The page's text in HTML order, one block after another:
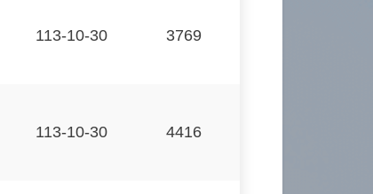
113-10-30 3769
113-10-30 4416